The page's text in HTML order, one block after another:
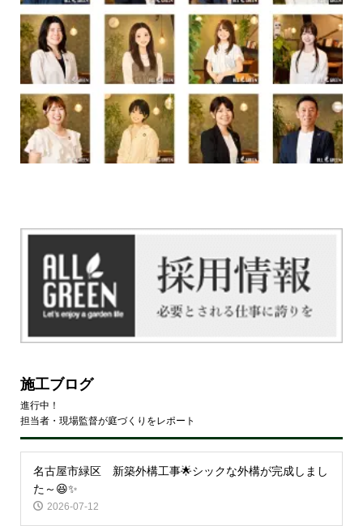
施工ブログ
進行中！
担当者・現場監督が庭づくりをレポート
名古屋市緑区 新築外構工事🌟シックな外構が完成しまし
た～😆✨
2026-07-12